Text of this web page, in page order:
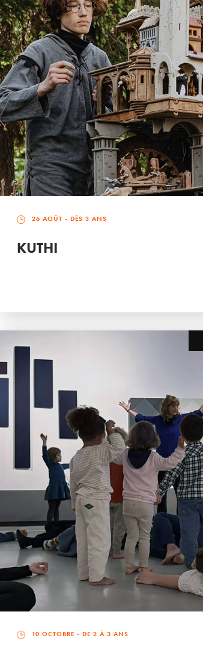
26 AOÛT - DÈS 3 ANS
KUTHI
10 OCTOBRE - DE 2 À 3 ANS